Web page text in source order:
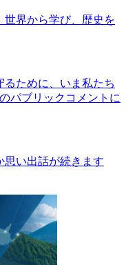
世界から学び、歴史を
るために、いま私たち
パブリックコメントに
思い出話が続きます